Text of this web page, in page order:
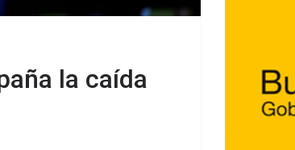
la caída